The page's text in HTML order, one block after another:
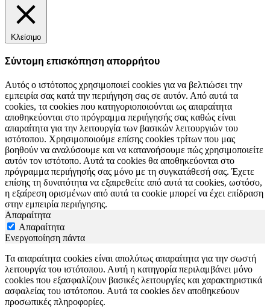
Κλείσιμο
Σύντομη επισκόπηση απορρήτου
Αυτός ο ιστότοπος χρησιμοποιεί cookies για να βελτιώσει την
εμπειρία σας κατά την περιήγηση σας σε αυτόν. Από αυτά τα
cookies, τα cookies που κατηγοριοποιούνται ως απαραίτητα
αποθηκεύονται στο πρόγραμμα περιήγησής σας καθώς είναι
απαραίτητα για την λειτουργία των βασικών λειτουργιών του
ιστότοπου. Χρησιμοποιούμε επίσης cookies τρίτων που μας
βοηθούν να αναλύσουμε και να κατανοήσουμε πώς χρησιμοποιείτε
αυτόν τον ιστότοπο. Αυτά τα cookies θα αποθηκεύονται στο
πρόγραμμα περιήγησής σας μόνο με τη συγκατάθεσή σας. Έχετε
επίσης τη δυνατότητα να εξαιρεθείτε από αυτά τα cookies, ωστόσο,
η εξαίρεση ορισμένων από αυτά τα cookie μπορεί να έχει επίδραση
στην εμπειρία περιήγησης.
Απαραίτητα
Απαραίτητα
Ενεργοποίηση πάντα
Τα απαραίτητα cookies είναι απολύτως απαραίτητα για την σωστή
λειτουργία του ιστότοπου. Αυτή η κατηγορία περιλαμβάνει μόνο
cookies που εξασφαλίζουν βασικές λειτουργίες και χαρακτηριστικά
ασφαλείας του ιστότοπου. Αυτά τα cookies δεν αποθηκεύουν
προσωπικές πληροφορίες.